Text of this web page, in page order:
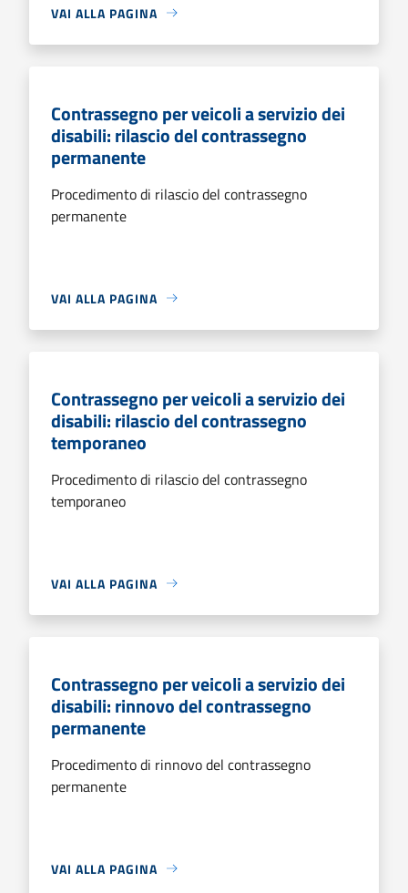
VAI ALLA PAGINA
Contrassegno per veicoli a servizio dei
disabili: rilascio del contrassegno
permanente
Procedimento di rilascio del contrassegno
permanente
VAI ALLA PAGINA
Contrassegno per veicoli a servizio dei
disabili: rilascio del contrassegno
temporaneo
Procedimento di rilascio del contrassegno
temporaneo
VAI ALLA PAGINA
Contrassegno per veicoli a servizio dei
disabili: rinnovo del contrassegno
permanente
Procedimento di rinnovo del contrassegno
permanente
VAI ALLA PAGINA